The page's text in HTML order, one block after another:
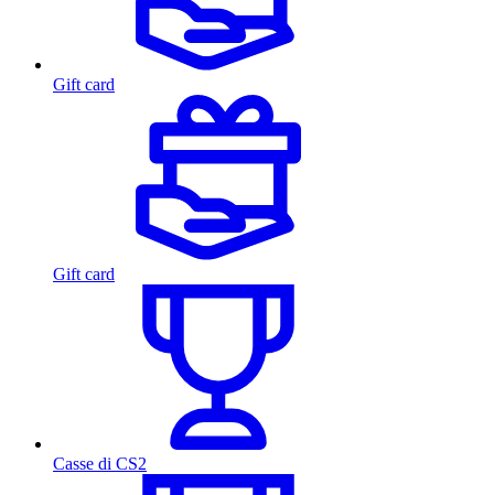
Gift card
Gift card
Casse di CS2